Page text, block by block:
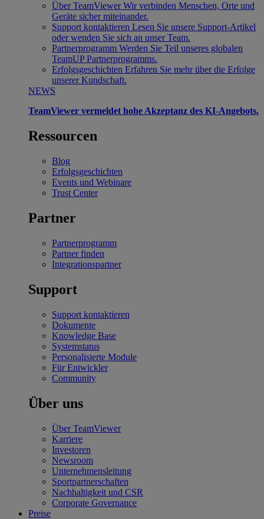
Über TeamViewer Wir verbinden Menschen, Orte und
Geräte sicher miteinander.
Support kontaktieren Lesen Sie unsere Support-Artikel
oder wenden Sie sich an unser Team.
Partnerprogramm Werden Sie Teil unseres globalen
TeamUP Partnerprogramms.
Erfolgsgeschichten Erfahren Sie mehr über die Erfolge
unserer Kundschaft.
NEWS
TeamViewer vermeldet hohe Akzeptanz des KI-Angebots.
Ressourcen
Blog
Erfolgsgeschichten
Events und Webinare
Trust Center
Partner
Partnerprogramm
Partner finden
Integrationspartner
Support
Support kontaktieren
Dokumente
Knowledge Base
Systemstatus
Personalisierte Module
Für Entwickler
Community
Über uns
Über TeamViewer
Karriere
Investoren
Newsroom
Unternehmensleitung
Sportpartnerschaften
Nachhaltigkeit und CSR
Corporate Governance
Preise